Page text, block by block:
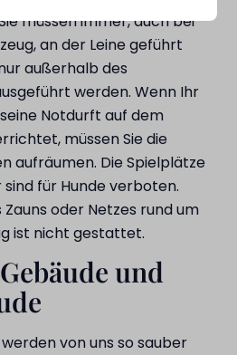
müssen immer, auch bei
an der Leine geführt
außerhalb des
werden. Wenn Ihr
Notdurft auf dem
müssen Sie die
aufräumen. Die Spielplätze
für Hunde verboten.
oder Netzes rund um
ist nicht gestattet.
und
von uns so sauber